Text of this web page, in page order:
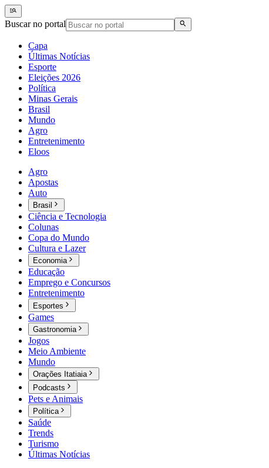
Buscar no portal
Capa
Últimas Notícias
Esporte
Eleições 2026
Política
Minas Gerais
Brasil
Mundo
Agro
Entretenimento
Eloos
Agro
Apostas
Auto
Brasil
Ciência e Tecnologia
Colunas
Copa do Mundo
Cultura e Lazer
Economia
Educação
Emprego e Concursos
Entretenimento
Esportes
Games
Gastronomia
Jogos
Meio Ambiente
Mundo
Orações Itatiaia
Podcasts
Pets e Animais
Política
Saúde
Trends
Turismo
Últimas Notícias